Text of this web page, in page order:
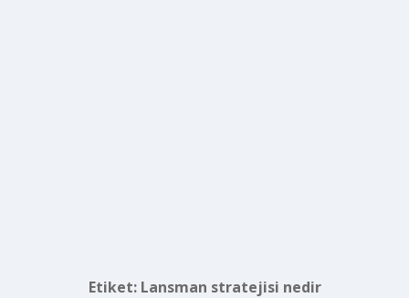
Etiket: Lansman stratejisi nedir